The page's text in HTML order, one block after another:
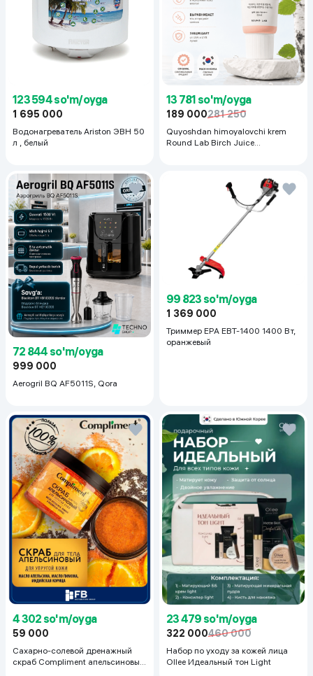
123 594 so'm/oyga
1 695 000
Водонагреватель Ariston ЭВН 50
л , белый
13 781 so'm/oyga
189 000281 250
Quyoshdan himoyalovchi krem
Round Lab Birch Juice
72 844 so'm/oyga
999 000
Aerogril BQ AF5011S, Qora
99 823 so'm/oyga
1 369 000
Триммер EPA EBT-1400 1400 Вт,
оранжевый
4 302 so'm/oyga
59 000
Сахарно-солевой дренажный
скраб Compliment апельсиновый
23 479 so'm/oyga
322 000460 000
Набор по уходу за кожей лица
Ollee Идеальный тон Light